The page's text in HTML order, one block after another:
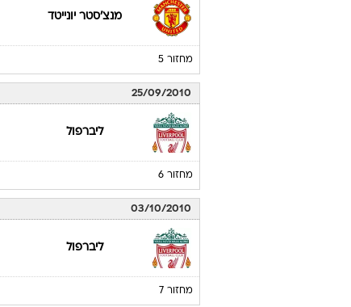
מנצ'סטר יונייטד
מחזור 5
25/09/2010
ליברפול
מחזור 6
03/10/2010
ליברפול
מחזור 7